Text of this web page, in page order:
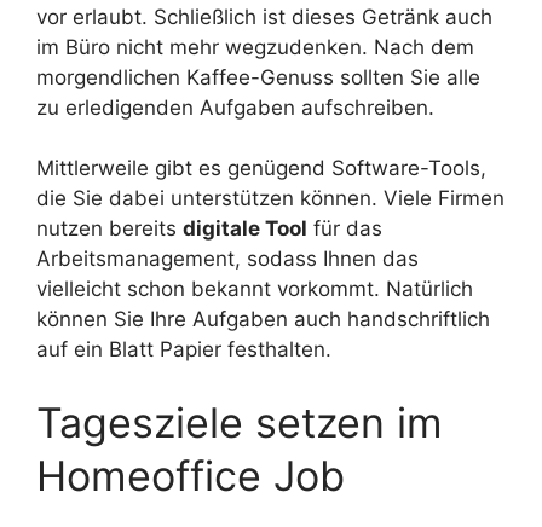
vor erlaubt. Schließlich ist dieses Getränk auch
im Büro nicht mehr wegzudenken. Nach dem
morgendlichen Kaffee-Genuss sollten Sie alle
zu erledigenden Aufgaben aufschreiben.
Mittlerweile gibt es genügend Software-Tools,
die Sie dabei unterstützen können. Viele Firmen
nutzen bereits digitale Tool für das
Arbeitsmanagement, sodass Ihnen das
vielleicht schon bekannt vorkommt. Natürlich
können Sie Ihre Aufgaben auch handschriftlich
auf ein Blatt Papier festhalten.
Tagesziele setzen im
Homeoffice Job